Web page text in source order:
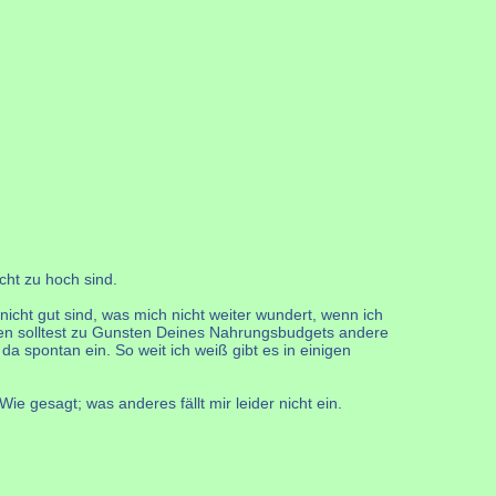
zu hoch sind.
gut sind, was mich nicht weiter wundert, wenn ich
solltest zu Gunsten Deines Nahrungsbudgets andere
spontan ein. So weit ich weiß gibt es in einigen
gesagt; was anderes fällt mir leider nicht ein.